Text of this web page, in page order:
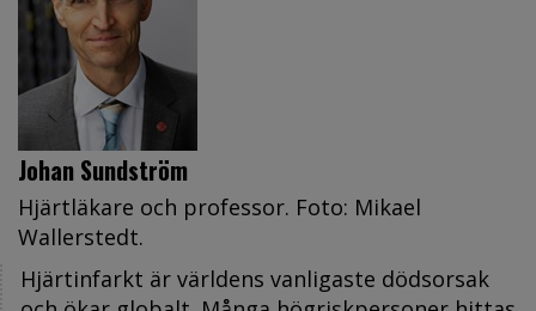
Johan Sundström
Hjärtläkare och professor. Foto: Mikael
Wallerstedt.
Hjärtinfarkt är världens vanligaste dödsorsak